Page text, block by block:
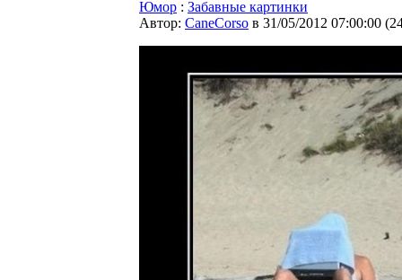
Юмор : Забавные картинки
Автор: CaneCorso в 31/05/2012 07:00:00 (